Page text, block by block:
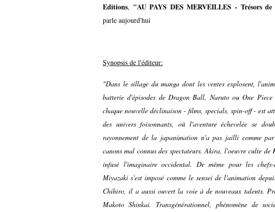
Editions, "AU PAYS DES MERVEILLES - Trésors
parle aujourd'hui
Synopsis de l'éditeur:
"Dans le sillage du manga dont les ventes explosent,
batterie d'épisodes de Dragon Ball, Naruto ou One
chaque nouvelle déclinaison - films, specials, spin-off - est
des univers foisonnants, où l'aventure échevelée se
rayonnement de la japanimation n'a pas jailli comme
canons mal connus des spectateurs. Akira, l'oeuvre culte
infusé l'imaginaire occidental. De même pour les
Miyazaki s'est imposé comme le sensei de l'animation
Chihiro, il a aussi ouvert la voie à de nouveaux talents.
Makoto Shinkai. Transgénérationnel, phénomène de